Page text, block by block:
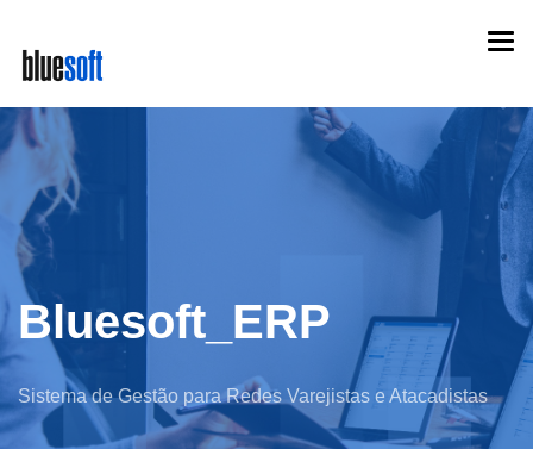
main
content
Bluesoft_ERP
Sistema de Gestão para Redes Varejistas e Atacadistas